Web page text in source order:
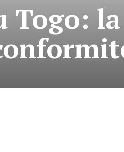
Togo: